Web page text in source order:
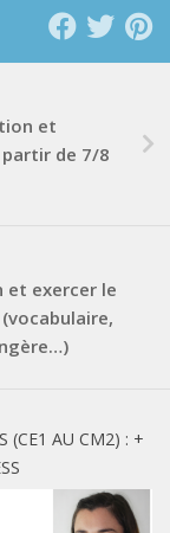
et
de 7/8
et exercer le
(CE1 AU CM2) : +